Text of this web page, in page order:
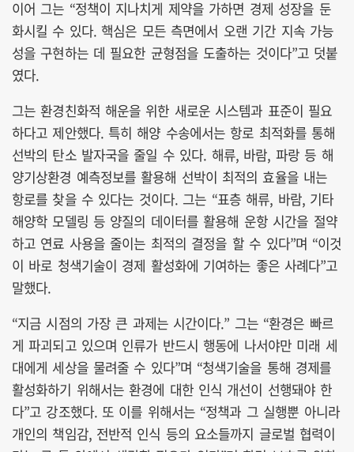
이어 그는 “정책이 지나치게 제약을 가하면 경제 성장을 둔
화시킬 수 있다. 핵심은 모든 측면에서 오랜 기간 지속 가능
성을 구현하는 데 필요한 균형점을 도출하는 것이다”고 덧붙
였다.
그는 환경친화적 해운을 위한 새로운 시스템과 표준이 필요
하다고 제안했다. 특히 해양 수송에서는 항로 최적화를 통해
선박의 탄소 발자국을 줄일 수 있다. 해류, 바람, 파랑 등 해
양기상환경 예측정보를 활용해 선박이 최적의 효율을 내는
항로를 찾을 수 있다는 것이다. 그는 “표층 해류, 바람, 기타
해양학 모델링 등 양질의 데이터를 활용해 운항 시간을 절약
하고 연료 사용을 줄이는 최적의 결정을 할 수 있다”며 “이것
이 바로 청색기술이 경제 활성화에 기여하는 좋은 사례다”고
말했다.
“지금 시점의 가장 큰 과제는 시간이다.” 그는 “환경은 빠르
게 파괴되고 있으며 인류가 반드시 행동에 나서야만 미래 세
대에게 세상을 물려줄 수 있다”며 “청색기술을 통해 경제를
활성화하기 위해서는 환경에 대한 인식 개선이 선행돼야 한
다”고 강조했다. 또 이를 위해서는 “정책과 그 실행뿐 아니라
개인의 책임감, 전반적 인식 등의 요소들까지 글로벌 협력이